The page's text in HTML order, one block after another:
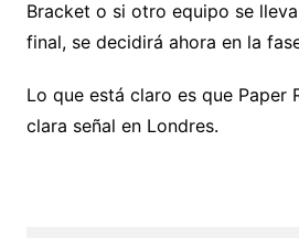
Bracket o si otro equipo se
final, se decidirá ahora en la
Lo que está claro es que Paper
clara señal en Londres.